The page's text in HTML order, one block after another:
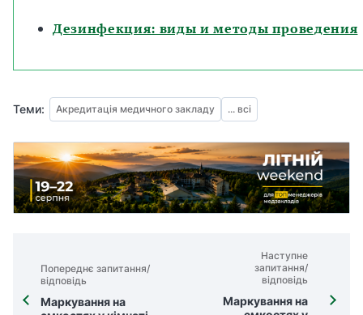
Дезинфекция: виды и методы проведения
Теми: Акредитація медичного закладу ... всі
Попереднє запитання/
відповідь
Маркування на
Наступне
запитання/
відповідь
Маркування на